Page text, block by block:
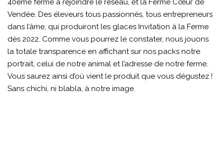
40ème ferme à rejoindre le réseau, et la Ferme Cœur de
Vendée. Des éleveurs tous passionnés, tous entrepreneurs
dans l’âme, qui produiront les glaces Invitation à la Ferme
dès 2022. Comme vous pourrez le constater, nous jouons
la totale transparence en affichant sur nos packs notre
portrait, celui de notre animal et l’adresse de notre ferme.
Vous saurez ainsi d’où vient le produit que vous dégustez !
Sans chichi, ni blabla, à notre image.